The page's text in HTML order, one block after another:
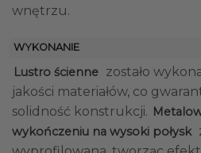
wnętrzu.
WYKONANIE
Lustro ścienne zostało
jakości materiałów, co
solidność konstrukcji.
wykończeniu na wysoki połysk